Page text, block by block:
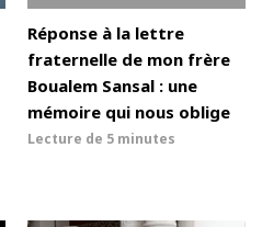
Réponse à la lettre
fraternelle de mon frère
Boualem Sansal : une
mémoire qui nous oblige
Lecture de 5 minutes